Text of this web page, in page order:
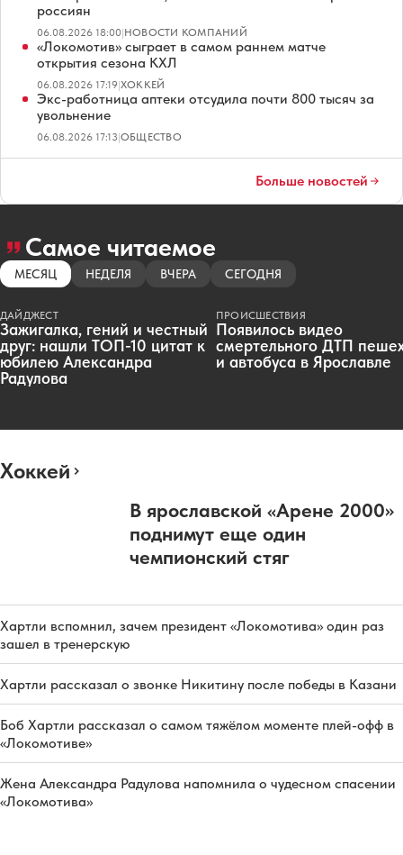
россиян
06.08.2026 18:00|НОВОСТИ КОМПАНИЙ
«Локомотив» сыграет в самом раннем матче
открытия сезона КХЛ
06.08.2026 17:19|ХОККЕЙ
Экс-работница аптеки отсудила почти 800 тысяч за
увольнение
06.08.2026 17:13|ОБЩЕСТВО
Больше новостей
Самое читаемое
МЕСЯЦ НЕДЕЛЯ ВЧЕРА СЕГОДНЯ
ДАЙДЖЕСТ
Зажигалка, гений и честный
друг: нашли ТОП-10 цитат к
юбилею Александра
Радулова
ПРОИСШЕСТВИЯ
Появилось видео
смертельного ДТП
и автобуса в Ярославле
Хоккей
В ярославской «Арене 2000»
поднимут еще один
чемпионский стяг
Хартли вспомнил, зачем президент «Локомотива» один раз
зашел в тренерскую
Хартли рассказал о звонке Никитину после победы в Казани
Боб Хартли рассказал о самом тяжёлом моменте плей-офф в
«Локомотиве»
Жена Александра Радулова напомнила о чудесном спасении
«Локомотива»